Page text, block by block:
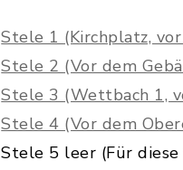
Stele 1 (Kirchplatz,
Stele 2 (Vor dem
Stele 3 (Wettbach 1,
Stele 4 (Vor dem
Stele 5 leer (Für